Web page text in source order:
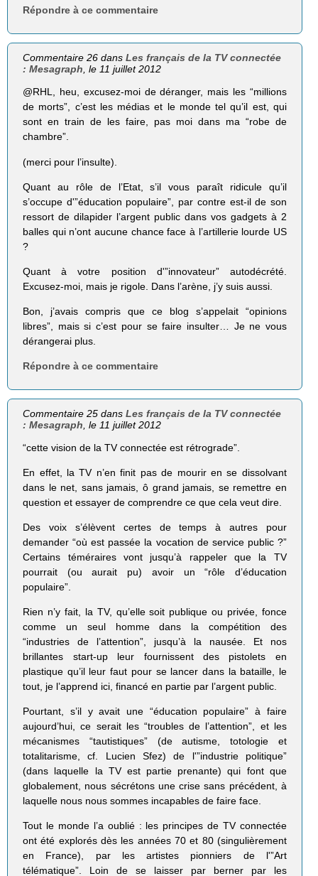
Répondre à ce commentaire
Commentaire 26 dansLes français de la TV connectée
: Mesagraph, le 11 juillet 2012
@RHL, heu, excusez-moi de déranger, mais les “millions
de morts”, c’est les médias et le monde tel qu’il est, qui
sont en train de les faire, pas moi dans ma “robe de
chambre”.
(merci pour l’insulte).
Quant au rôle de l’Etat, s’il vous paraît ridicule qu’il
s’occupe d'”éducation populaire”, par contre est-il de son
ressort de dilapider l’argent public dans vos gadgets à 2
balles qui n’ont aucune chance face à l’artillerie lourde US
?
Quant à votre position d'”innovateur” autodécrété.
Excusez-moi, mais je rigole. Dans l’arène, j’y suis aussi.
Bon, j’avais compris que ce blog s’appelait “opinions
libres”, mais si c’est pour se faire insulter… Je ne vous
dérangerai plus.
Répondre à ce commentaire
Commentaire 25 dansLes français de la TV connectée
: Mesagraph , le 11 juillet 2012
“cette vision de la TV connectée est rétrograde”.
En effet, la TV n’en finit pas de mourir en se dissolvant
dans le net, sans jamais, ô grand jamais, se remettre en
question et essayer de comprendre ce que cela veut dire.
Des voix s’élèvent certes de temps à autres pour
demander “où est passée la vocation de service public ?”
Certains téméraires vont jusqu’à rappeler que la TV
pourrait (ou aurait pu) avoir un “rôle d’éducation
populaire”.
Rien n’y fait, la TV, qu’elle soit publique ou privée, fonce
comme un seul homme dans la compétition des
“industries de l’attention”, jusqu’à la nausée. Et nos
brillantes start-up leur fournissent des pistolets en
plastique qu’il leur faut pour se lancer dans la bataille, le
tout, je l’apprend ici, financé en partie par l’argent public.
Pourtant, s’il y avait une “éducation populaire” à faire
aujourd’hui, ce serait les “troubles de l’attention”, et les
mécanismes “tautistiques” (de autisme, totologie et
totalitarisme, cf. Lucien Sfez) de l'”industrie politique”
(dans laquelle la TV est partie prenante) qui font que
globalement, nous sécrétons une crise sans précédent, à
laquelle nous nous sommes incapables de faire face.
Tout le monde l’a oublié : les principes de TV connectée
ont été explorés dès les années 70 et 80 (singulièrement
en France), par les artistes pionniers de l'”Art
télématique”. Loin de se laisser par berner par les